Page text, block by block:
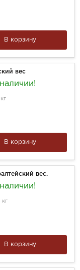
В корзину
вес
В корзину
вес.
кг
В корзину